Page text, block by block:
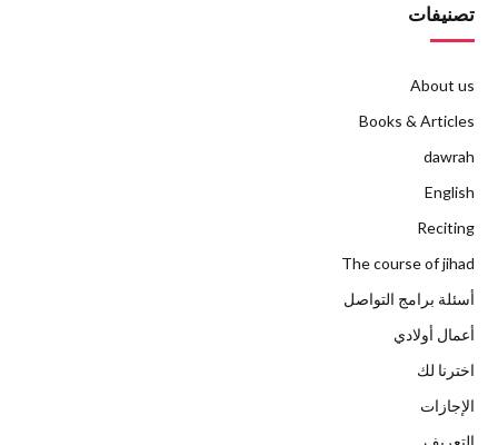
تصنيفات
About us
Books & Articles
dawrah
English
Reciting
The course of jihad
أسئلة برامج التواصل
أعمال أولادي
اخترنا لك
الإجازات